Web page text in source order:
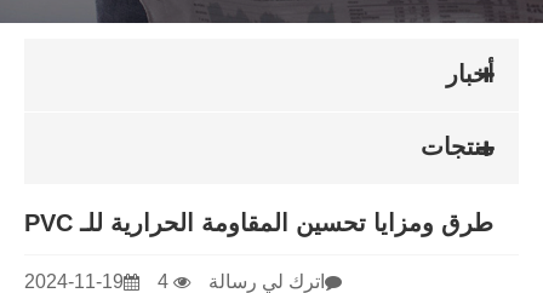
أخبار
منتجات
طرق ومزايا تحسين المقاومة الحرارية للـ PVC
2024-11-19 اترك لي رسالة